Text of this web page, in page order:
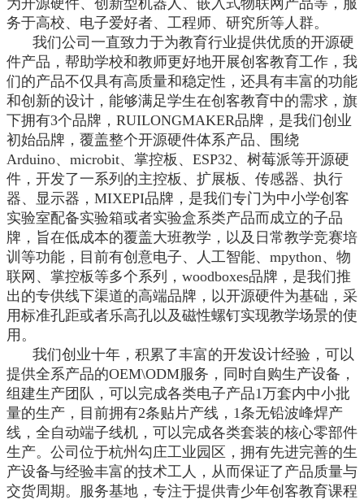
务于高校、电子爱好者、工程师、研究所等人群。
我们公司一直致力于为教育行业提供优质的开源硬
件产品，帮助学校和教师更好地开展创客教育工作，我
们的产品不仅具有高质量和稳定性，还具有丰富的功能
和创新的设计，能够满足学生在创客教育中的需求，旗
下拥有3个品牌，RUILONGMAKER品牌，是我们创业
初始品牌，覆盖整个开源硬件体系产品、围绕
Arduino、microbit、掌控板、ESP32、树莓派等开源硬
件，开发了一系列的主控板、扩展板、传感器、执行
器、显示器，MIXEPI品牌，是我们专门为中小学创客
实验室配备实验箱或者实验盒系类产品而成立的子品
牌，旨在低成本的覆盖大班教学，以及日常教学竞赛培
训等功能，目前有创意电子、人工智能、mpython、物
联网、掌控板等多个系列，woodboxes品牌，是我们推
出的专供线下渠道的高端品牌，以开源硬件为基础，采
用标准孔距或者乐高孔以及磁性螺钉实现教学场景的使
用。
我们创业十年，积累了丰富的开发设计经验，可以
提供全系产品的OEM\ODM服务，同时自购生产设备，
组建生产团队，可以完成各类电子产品1万套内中小批
量的生产，目前拥有2条贴片产线，1条无铅波峰焊产
线，全自动端子线机，可以完成各类套装的核心零部件
生产。 公司位于杭州勾庄工业园区，拥有先进完善的生
产设备与经验丰富的技术工人，从而保证了产品质量与
交货周期。服务基地，专注于提供青少年创客教育课程